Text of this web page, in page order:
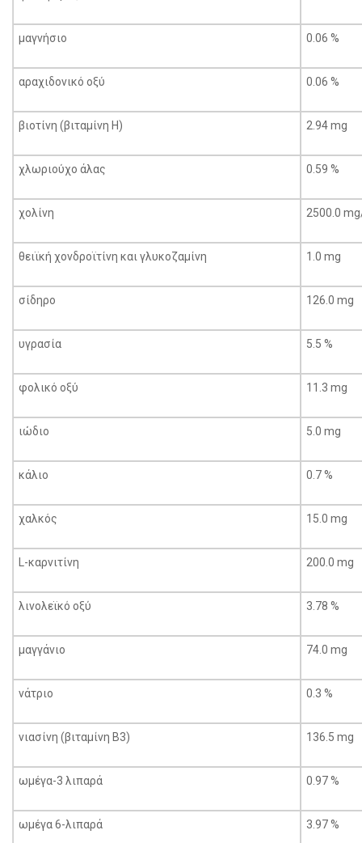
μαγνήσιο 0.06 %
αραχιδονικό οξύ 0.06 %
βιοτίνη (βιταμίνη Η) 2.94 mg
χλωριούχο άλας 0.59 %
χολίνη 2500.0
θειϊκή χονδροϊτίνη και γλυκοζαμίνη 1.0 mg
σίδηρο 126.0 mg
υγρασία 5.5 %
φολικό οξύ 11.3 mg
ιώδιο 5.0 mg
κάλιο 0.7 %
χαλκός 15.0 mg
L-καρνιτίνη 200.0 mg
λινολεϊκό οξύ 3.78 %
μαγγάνιο 74.0 mg
νάτριο 0.3 %
νιασίνη (βιταμίνη Β3) 136.5 mg
ωμέγα-3 λιπαρά 0.97 %
ωμέγα 6-λιπαρά 3.97 %